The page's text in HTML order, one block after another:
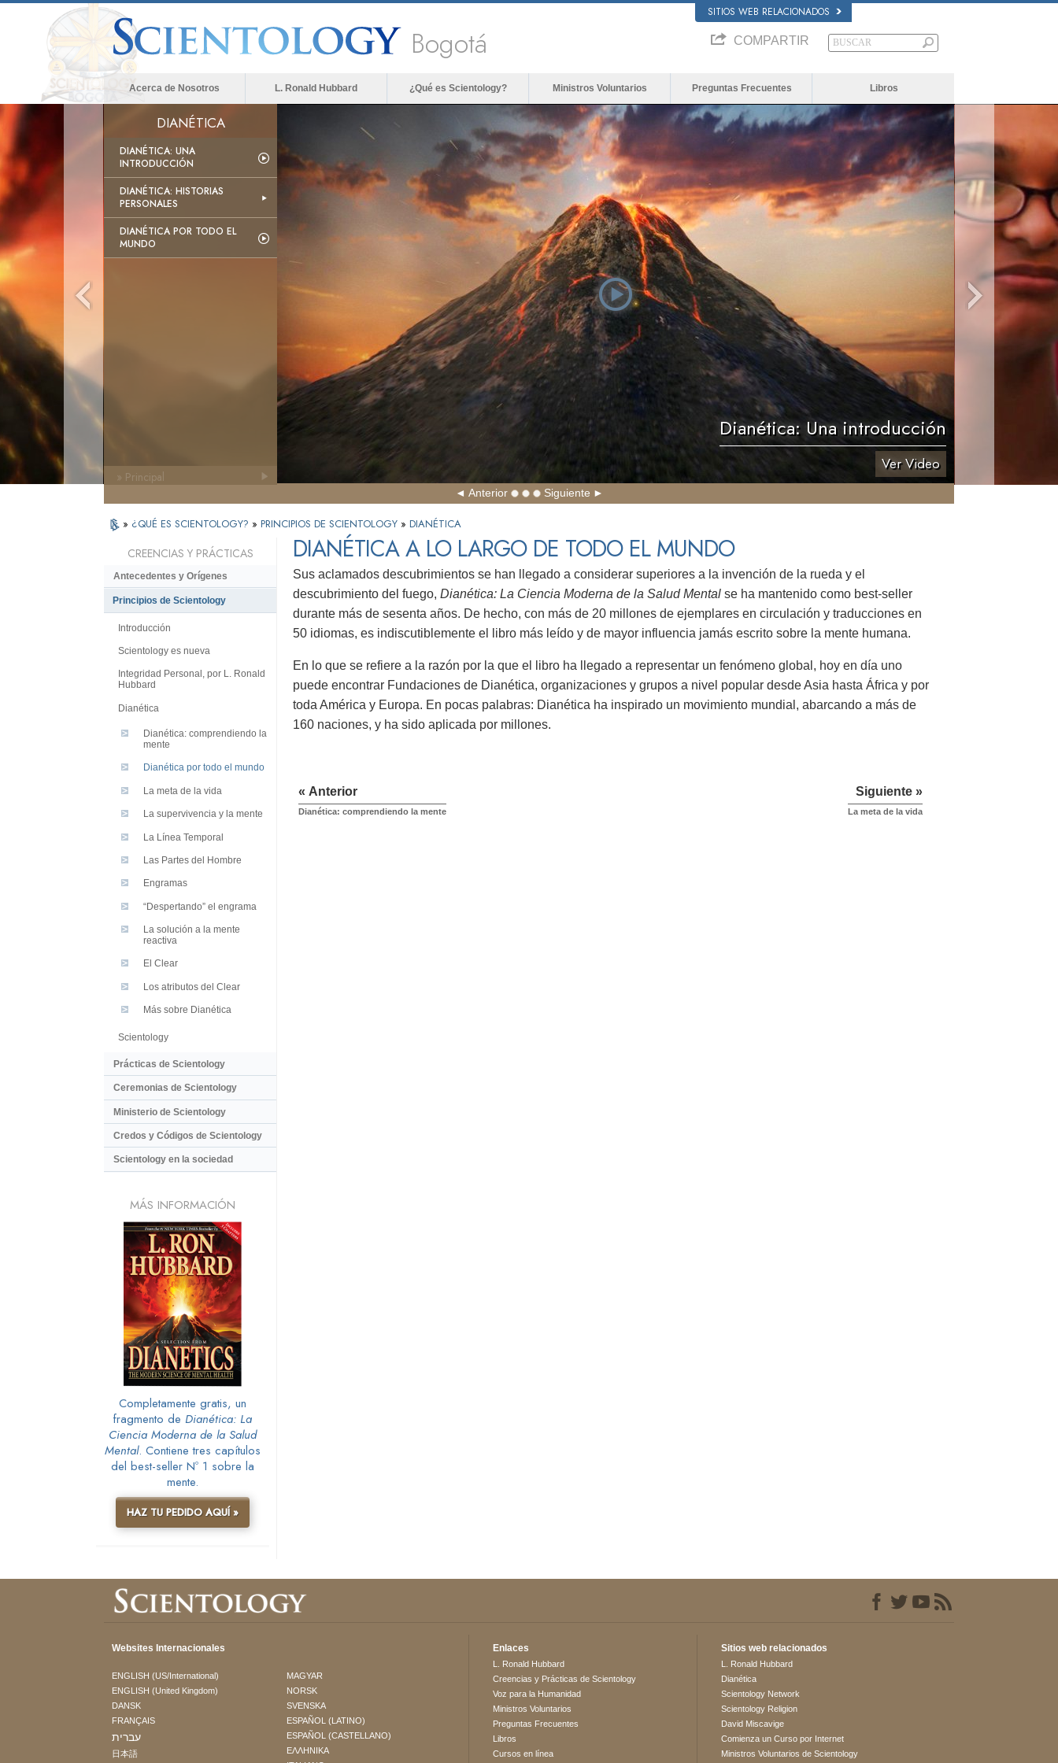
SITIOS WEB RELACIONADOS
Bogotá COMPARTIR
Acerca de Nosotros L. Ronald Hubbard ¿Qué es Scientology? Ministros Voluntarios Preguntas Frecuentes Libros
DIANÉTICA
DIANÉTICA: UNA
INTRODUCCIÓN
DIANÉTICA: HISTORIAS
PERSONALES
DIANÉTICA POR TODO EL
MUNDO
Dianética: Una introducción
Ver Video
Anterior Siguiente
» Principal
» ¿QUÉ ES SCIENTOLOGY? » PRINCIPIOS DE SCIENTOLOGY » DIANÉTICA
DIANÉTICA A LO LARGO DE TODO EL MUNDO
Sus aclamados descubrimientos se han llegado a considerar superiores a la invención de la rueda y el
descubrimiento del fuego, Dianética: La Ciencia Moderna de la Salud Mental se ha mantenido como best-seller
durante más de sesenta años. De hecho, con más de 20 millones de ejemplares en circulación y traducciones en
50 idiomas, es indiscutiblemente el libro más leído y de mayor influencia jamás escrito sobre la mente humana.
En lo que se refiere a la razón por la que el libro ha llegado a representar un fenómeno global, hoy en día uno
puede encontrar Fundaciones de Dianética, organizaciones y grupos a nivel popular desde Asia hasta África y por
toda América y Europa. En pocas palabras: Dianética ha inspirado un movimiento mundial, abarcando a más de
160 naciones, y ha sido aplicada por millones.
« Anterior
Dianética: comprendiendo la mente
Siguiente »
La meta de la vida
CREENCIAS Y PRÁCTICAS
Antecedentes y Orígenes
Principios de Scientology
Introducción
Scientology es nueva
Integridad Personal, por L. Ronald
Hubbard
Dianética
Dianética: comprendiendo la
mente
Dianética por todo el mundo
La meta de la vida
La supervivencia y la mente
La Línea Temporal
Las Partes del Hombre
Engramas
“Despertando” el engrama
La solución a la mente
reactiva
El Clear
Los atributos del Clear
Más sobre Dianética
Scientology
Prácticas de Scientology
Ceremonias de Scientology
Ministerio de Scientology
Credos y Códigos de Scientology
Scientology en la sociedad
MÁS INFORMACIÓN
Completamente gratis, un
fragmento de Dianética: La
Ciencia Moderna de la Salud
Mental. Contiene tres capítulos
del best-seller Nº 1 sobre la
mente.
HAZ TU PEDIDO AQUÍ »
Websites Internacionales
ENGLISH (US/International)
ENGLISH (United Kingdom)
DANSK
FRANÇAIS
עברית
日本語
MAGYAR
NORSK
SVENSKA
ESPAÑOL (LATINO)
ESPAÑOL (CASTELLANO)
ΕΛΛΗΝΙΚA
Enlaces
L. Ronald Hubbard
Creencias y Prácticas de Scientology
Voz para la Humanidad
Ministros Voluntarios
Preguntas Frecuentes
Libros
Cursos en línea
Sitios web relacionados
L. Ronald Hubbard
Dianética
Scientology Network
Scientology Religion
David Miscavige
Comienza un Curso por Internet
Ministros Voluntarios de Scientology